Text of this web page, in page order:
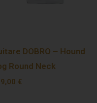
DOBRO – Hound
Round Neck
€